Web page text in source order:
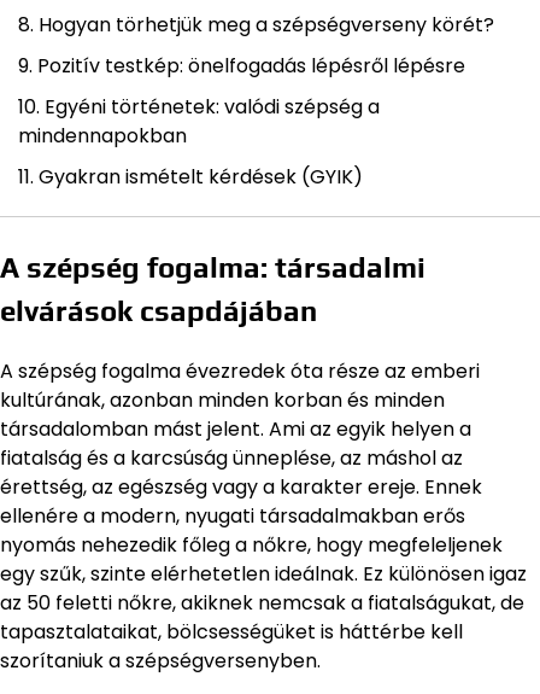
Hogyan törhetjük meg a szépségverseny körét?
Pozitív testkép: önelfogadás lépésről lépésre
Egyéni történetek: valódi szépség a
mindennapokban
Gyakran ismételt kérdések (GYIK)
A szépség fogalma: társadalmi
elvárások csapdájában
A szépség fogalma évezredek óta része az emberi
kultúrának, azonban minden korban és minden
társadalomban mást jelent. Ami az egyik helyen a
fiatalság és a karcsúság ünneplése, az máshol az
érettség, az egészség vagy a karakter ereje. Ennek
ellenére a modern, nyugati társadalmakban erős
nyomás nehezedik főleg a nőkre, hogy megfeleljenek
egy szűk, szinte elérhetetlen ideálnak. Ez különösen igaz
az 50 feletti nőkre, akiknek nemcsak a fiatalságukat, de
tapasztalataikat, bölcsességüket is háttérbe kell
szorítaniuk a szépségversenyben.